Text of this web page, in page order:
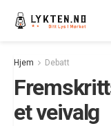
Hjem Debatt
et veivalg